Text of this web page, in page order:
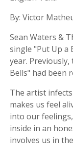
By: Victor
Sean Waters &
single "Put Up a
year. Previously,
Bells" had been
The artist
makes us feel
into our
inside in an
involves us in